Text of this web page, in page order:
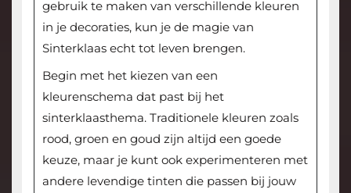
gebruik te maken van verschillende kleuren
in je decoraties, kun je de magie van
Sinterklaas echt tot leven brengen.
Begin met het kiezen van een
kleurenschema dat past bij het
sinterklaasthema. Traditionele kleuren zoals
rood, groen en goud zijn altijd een goede
keuze, maar je kunt ook experimenteren met
andere levendige tinten die passen bij jouw